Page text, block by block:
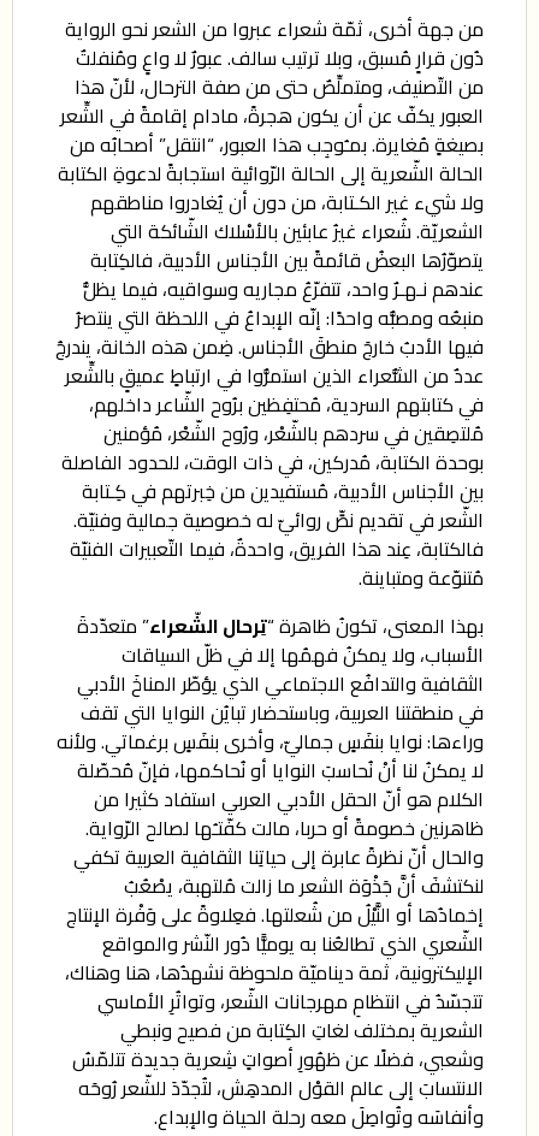
من جهة أخرى، ثمّة شعراء عبروا من الشعر نحو الرواية
دُون قرارٍ مُسبق، وبلا ترتيب سالف. عبورٌ لا واعٍ ومُنفلتٌ
من التّصنيف، ومتملِّصٌ حتى من صفة الترحال، لأنّ هذا
العبور يكفّ عن أن يكون هجرةً، مادام إقامةً في الشِّعر
بصيغةٍ مُغايرة. بمـُوجِب هذا العبور، “انتقل” أصحابُه من
الحالة الشّعرية إلى الحالة الرّوائية استجابةً لدعوةِ الكتابة
ولا شيء غير الكـتابة، من دون أن يُغادروا مناطقهم
الشعريّة. شُعراء غيرُ عابئين بالأسْلاك الشّائكة التي
يتصوّرُها البعضُ قائمةً بين الأجناس الأدبية، فالكِتابة
عندهم نـهـرٌ واحد، تتفرّعُ مجاريه وسواقيه، فيما يظلُّ
منبعُه ومصبُّه واحدًا: إنّه الإبداعُ في اللحظة التي ينتصرُ
فيها الأدبُ خارجَ منطقَ الأجناس. ضِمن هذه الخانة، يندرجُ
عددٌ من الشُّعراء الذين استمرُّوا في ارتباطٍ عميقٍ بالشِّعر
في كتابتهم السردية، مُحتفِظين برُوح الشّاعر داخلهم،
مُلتصِقين في سردهم بالشّعْر، ورُوح الشّعْر، مُؤمنين
بوحدة الكتابة، مُدركين، في ذات الوقت، للحدود الفاصلة
بين الأجناس الأدبية، مُستفيدين من خِبرتهم في كِـتابة
الشّعر في تقديم نصٍّ روائيّ له خصوصية جمالية وفنيّة.
فالكتابة، عِند هذا الفريق، واحدةٌ، فيما التّعبيرات الفنيّة
مُتنوّعة ومتباينة.
بهذا المعنى، تكونُ ظاهرة “تِرحال الشّعراء” متعدّدةَ
الأسباب، ولا يمكنُ فهمُها إلا في ظلّ السياقات
الثقافية والتدافُع الاجتماعي الذي يؤطّر المناخَ الأدبي
في منطقتنا العربية، وباستحضار تبايُن النوايا التي تقف
وراءها: نوايا بنفَسٍ جماليّ، وأخرى بنفَسٍ برغماتي. ولأنه
لا يمكنُ لنا أنْ نُحاسبَ النوايا أو نُحاكمها، فإنّ مُحصّلة
الكلام هو أنّ الحقل الأدبي العربي استفاد كثيرا من
ظاهرنين خصومةً أو حربا، مالت كفّتـُها لصالح الرّواية.
والحال أنّ نظرةً عابرة إلى حياتِنا الثقافية العربية تكفي
لنكتشفَ أنَّ جَذْوَة الشعر ما زالت مُلتهبة، يصْعُبُ
إخمادُها أو النَّيْلُ من شُعلتها. فعِلاوةً على وَفْرة الإنتاج
الشّعري الذي تطالعُنا به يوميًّا دُور النّشر والمواقع
الإليكترونية، ثمة ديناميّة ملحوظة نشهدُها، هنا وهناك،
تتجسّدُ في انتظامِ مهرجانات الشّعر، وتواتُرِ الأماسي
الشعرية بمختلف لغاتِ الكِتابة من فصيح ونبطي
وشعبي، فضلًا عن ظهُورِ أصواتٍ شِعرية جديدة تتلمّسُ
الانتسابَ إلى عالم القوْل المدهِش، لتُجدّدَ للشّعر رُوحَه
وأنفاسَه وتُواصِلَ معه رحلة الحياة والإبداع.